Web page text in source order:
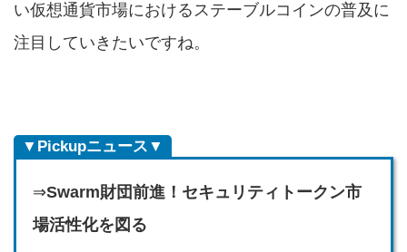
い仮想通貨市場におけるステーブルコインの普及に
注目していきたいですね。
▼Pickupニュース▼
⇒Swarm財団前進！セキュリティトークン市
場活性化を図る